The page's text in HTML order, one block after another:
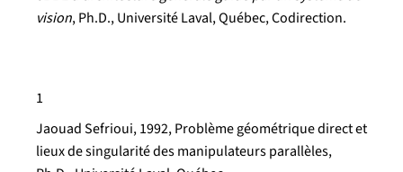
vision, Ph.D., Université Laval, Québec, Codirection.
1
Jaouad Sefrioui, 1992, Problème géométrique direct et
lieux de singularité des manipulateurs parallèles,